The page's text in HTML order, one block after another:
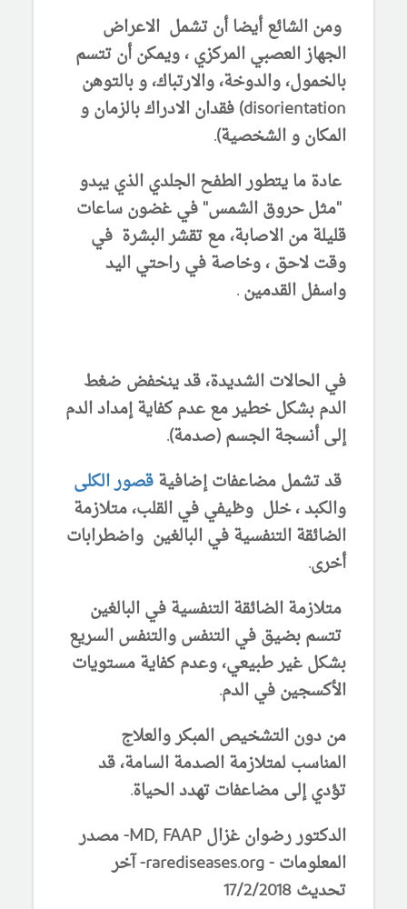
ومن الشائع أيضا أن تشمل الاعراض
الجهاز العصبي المركزي ، ويمكن أن تتسم
بالخمول، والدوخة، والارتباك، و بالتوهن
disorientation) فقدان الادراك بالزمان و
المكان و الشخصية).
عادة ما يتطور الطفح الجلدي الذي يبدو
"مثل حروق الشمس" في غضون ساعات
قليلة من الاصابة، مع تقشر البشرة في
وقت لاحق ، وخاصة في راحتي اليد
واسفل القدمين .
في الحالات الشديدة، قد ينخفض ​​ضغط
الدم بشكل خطير مع عدم كفاية إمداد الدم
إلى أنسجة الجسم (صدمة).
قد تشمل مضاعفات إضافيةقصور الكلى
والكبد ، خلل وظيفي في القلب، متلازمة
الضائقة التنفسية في البالغين واضطرابات
أخرى.
متلازمة الضائقة التنفسية في البالغين
تتسم بضيق في التنفس والتنفس السريع
بشكل غير طبيعي، وعدم كفاية مستويات
الأكسجين في الدم.
من دون التشخيص المبكر والعلاج
المناسب لمتلازمة الصدمة السامة، قد
تؤدي إلى مضاعفات تهدد الحياة.
الدكتور رضوان غزال MD, FAAP- مصدر
المعلومات - rarediseases.org- آخر
تحديث 17/2/2018